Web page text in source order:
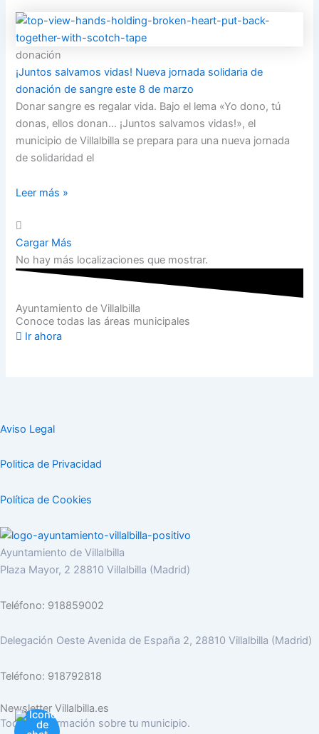
donación
¡Juntos salvamos vidas! Nueva jornada solidaria de
donación de sangre este 8 de marzo
Donar sangre es regalar vida. Bajo el lema «Yo dono, tú
donas, ellos donan… ¡Juntos salvamos vidas!», el
municipio de Villalbilla se prepara para una nueva jornada
de solidaridad el
Leer más »
Cargar Más
No hay más localizaciones que mostrar.
Ayuntamiento de Villalbilla
Conoce todas las áreas municipales
Ir ahora
Aviso Legal
Politica de Privacidad
Política de Cookies
Ayuntamiento de Villalbilla
Plaza Mayor, 2 28810 Villalbilla (Madrid)
Teléfono: 918859002
Delegación Oeste Avenida de España 2, 28810 Villalbilla (Madrid)
Teléfono: 918792818
Newsletter Villalbilla.es
Toda la información sobre tu municipio.